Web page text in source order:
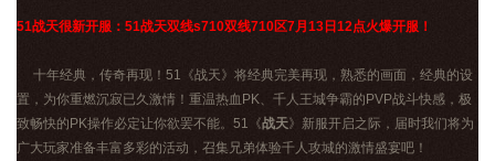
51战天很新开服：51战天双线s710双线710区7月13日12点火爆开服！
十年经典，传奇再现！51《战天》将经典完美再现，熟悉的画面，经典的设
置，为你重燃沉寂已久激情！重温热血PK、千人王城争霸的PVP战斗快感，极
致畅快的PK操作必定让你欲罢不能。51《战天》新服开启之际，届时我们将为
广大玩家准备丰富多彩的活动，召集兄弟体验千人攻城的激情盛宴吧！